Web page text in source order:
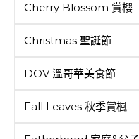
Cherry Blossom 賞櫻
Christmas 聖誕節
DOV 溫哥華美食節
Fall Leaves 秋季賞楓